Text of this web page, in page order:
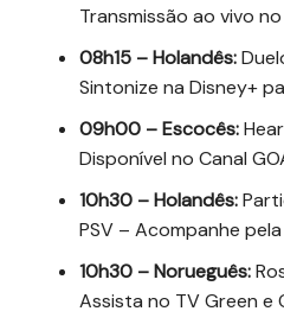
Transmissão ao vivo
08h15 – Holandês:
Sintonize na Disney+
09h00 – Escocês:
Disponível no Canal
10h30 – Holandês:
PSV – Acompanhe
10h30 – Norueguês:
Assista no TV Green e